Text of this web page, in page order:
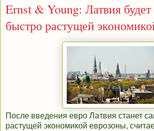
Ernst & Young: Латвия
быстро растущей
После введения евро Латвия станет
растущей экономикой еврозоны,